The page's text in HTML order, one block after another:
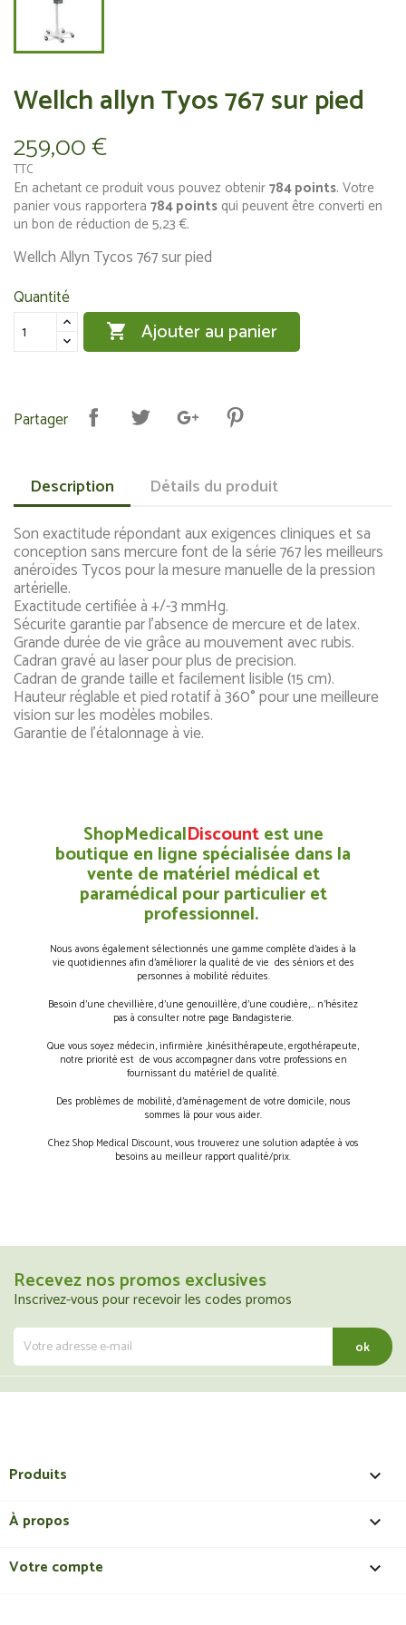
Wellch allyn Tyos 767 sur pied
259,00 €
TTC
En achetant ce produit vous pouvez obtenir784points. Votre
panier vous rapportera 784points qui peuvent être converti en
un bon de réduction de5,23 €.
Wellch Allyn Tycos 767 sur pied
Quantité
 Ajouter au panier
Partager
Description Détails du produit
Son exactitude répondant aux exigences cliniques et sa
conception sans mercure font de la série 767 les meilleurs
anéroïdes Tycos pour la mesure manuelle de la pression
artérielle.
Exactitude certifiée à +/-3 mmHg.
Sécurite garantie par l'absence de mercure et de latex.
Grande durée de vie grâce au mouvement avec rubis.
Cadran gravé au laser pour plus de precision.
Cadran de grande taille et facilement lisible (15 cm).
Hauteur réglable et pied rotatif à 360° pour une meilleure
vision sur les modèles mobiles.
Garantie de l'étalonnage à vie.
ShopMedicalDiscountest une
boutique en ligne spécialisée dans la
vente de matériel médical et
paramédical pour particulier et
professionnel.
Nous avons également sélectionnés une gamme complète d’aides à la
vie quotidiennes afin d’améliorer la qualité de vie des séniors et des
personnes à mobilité réduites.
Besoin d’une chevillière, d’une genouillère, d’une coudière,… n’hésitez
pas à consulter notre page Bandagisterie.
Que vous soyez médecin, infirmière ,kinésithérapeute, ergothérapeute,
notre priorité est de vous accompagner dans votre professions en
fournissant du matériel de qualité.
Des problèmes de mobilité, d’aménagement de votre domicile, nous
sommes là pour vous aider.
Chez Shop Medical Discount, vous trouverez une solution adaptée à vos
besoins au meilleur rapport qualité/prix.
Recevez nos promos exclusives
Inscrivez-vous pour recevoir les codes promos
Produits 
À propos 
Votre compte 